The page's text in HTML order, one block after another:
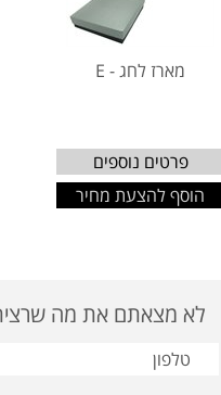
מארז לחג - E
פרטים נוספים
הוסף להצעת מחיר
לא מצאתם את מה שרציתם? התקשרו 03-